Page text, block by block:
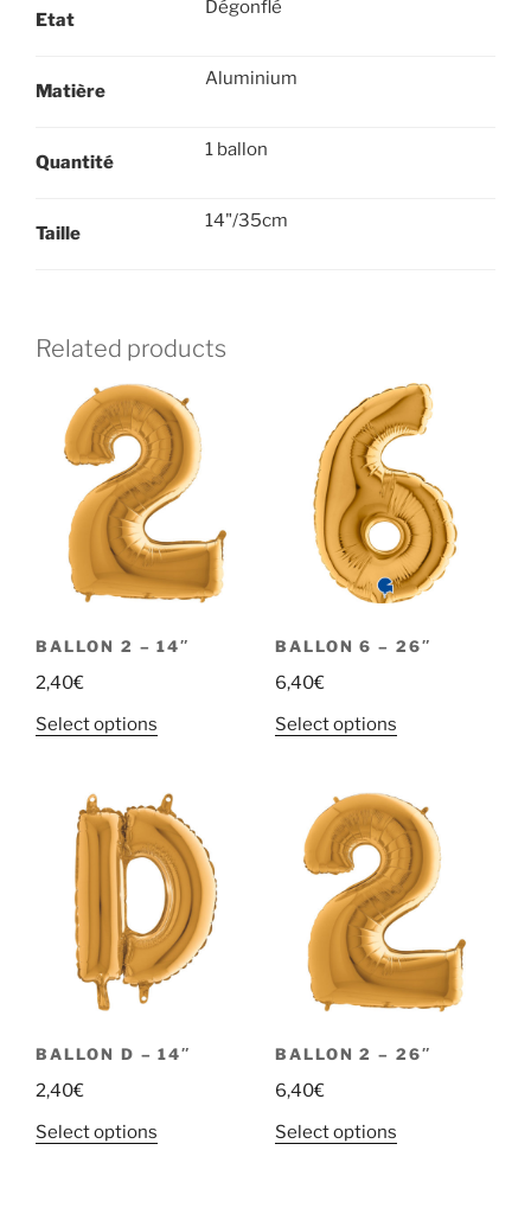
Etat
Dégonflé
Matière
Aluminium
Quantité
1 ballon
Taille
14"/35cm
Related products
BALLON 2 – 14″
2,40€
Select options
BALLON 6 – 26″
6,40€
Select options
BALLON D – 14″
2,40€
Select options
BALLON 2 – 26″
6,40€
Select options